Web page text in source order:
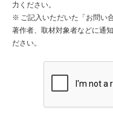
力ください。
ご記入いただいた「お問い
著作者、取材対象者などに通
ださい。